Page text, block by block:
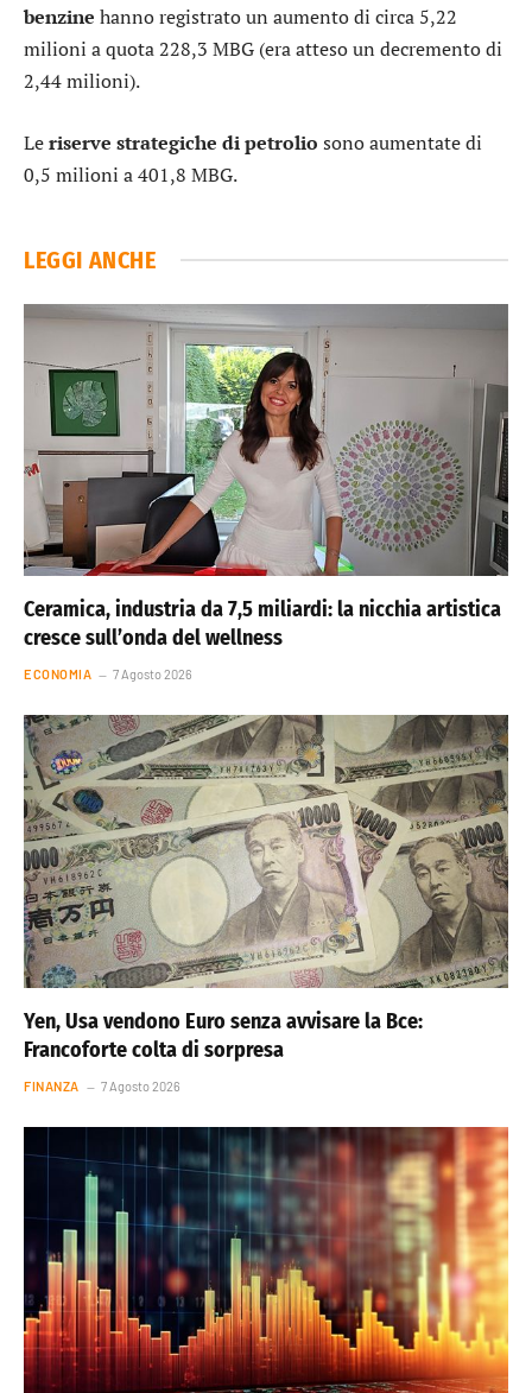
benzine hanno registrato un aumento di circa 5,22
milioni a quota 228,3 MBG (era atteso un decremento di
2,44 milioni).
Leriserve strategiche di petrolio sono aumentate di
0,5 milioni a 401,8 MBG.
LEGGI ANCHE
Ceramica, industria da 7,5 miliardi: la nicchia artistica
cresce sull’onda del wellness
ECONOMIA 7 Agosto 2026
Yen, Usa vendono Euro senza avvisare la Bce:
Francoforte colta di sorpresa
FINANZA 7 Agosto 2026